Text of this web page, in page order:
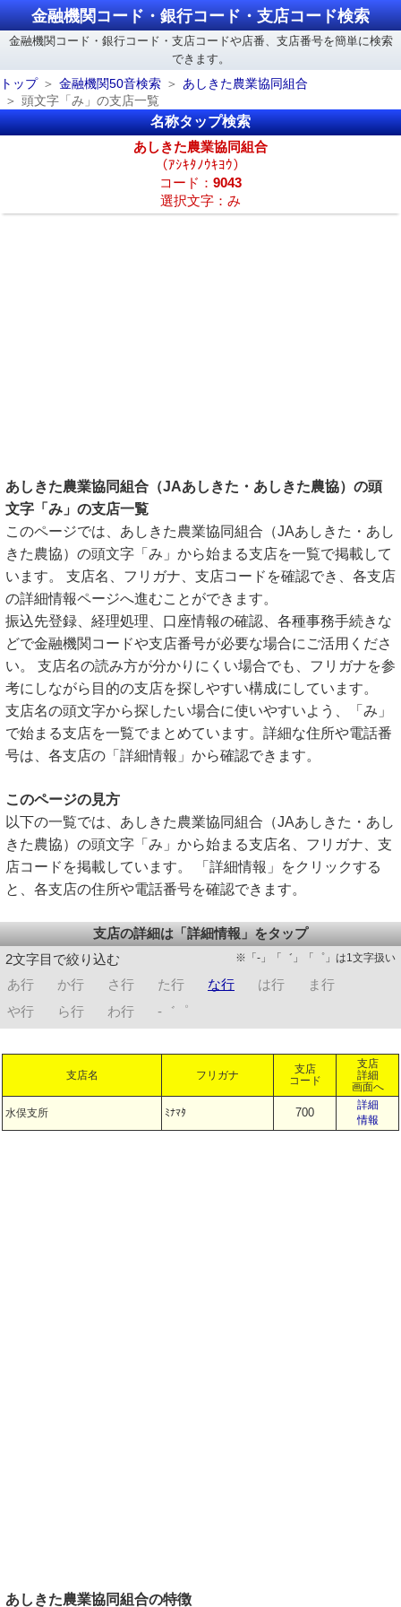
金融機関コード・銀行コード・支店コード検索
金融機関コード・銀行コード・支店コードや店番、支店番号を簡単に検索
できます。
トップ
金融機関50音検索
あしきた農業協同組合
頭文字「み」の支店一覧
名称タップ検索
あしきた農業協同組合
（ｱｼｷﾀﾉｳｷﾖｳ）
コード： 9043
選択文字：み
あしきた農業協同組合（JAあしきた・あしきた農協）の頭
文字「み」の支店一覧
このページでは、あしきた農業協同組合（JAあしきた・あし
きた農協）の頭文字「み」から始まる支店を一覧で掲載して
います。 支店名、フリガナ、支店コードを確認でき、各支店
の詳細情報ページへ進むことができます。
振込先登録、経理処理、口座情報の確認、各種事務手続きな
どで金融機関コードや支店番号が必要な場合にご活用くださ
い。 支店名の読み方が分かりにくい場合でも、フリガナを参
考にしながら目的の支店を探しやすい構成にしています。
支店名の頭文字から探したい場合に使いやすいよう、「み」
で始まる支店を一覧でまとめています。詳細な住所や電話番
号は、各支店の「詳細情報」から確認できます。
このページの見方
以下の一覧では、あしきた農業協同組合（JAあしきた・あし
きた農協）の頭文字「み」から始まる支店名、フリガナ、支
店コードを掲載しています。 「詳細情報」をクリックする
と、各支店の住所や電話番号を確認できます。
支店の詳細は「詳細情報」をタップ
2文字目で絞り込む
※「-」「゛」「゜」は1文字扱い
あ行 か行 さ行 た行 な行 は行
ま行
や行
ら行 わ行 -゛゜
支店名 フリガナ
支店
コード
支店
詳細
画面へ
水俣支所 ﾐﾅﾏﾀ 700
詳細
情報
あしきた農業協同組合の特徴